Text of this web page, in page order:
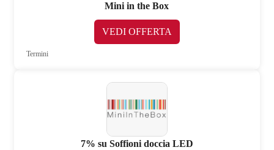
Mini in the Box
VEDI OFFERTA
Termini
7% su Soffioni doccia LED